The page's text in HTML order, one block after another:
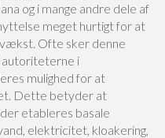
og i mange andre dele af
meget hurtigt for at
Ofte sker denne
autoriteterne i
mulighed for at
Dette betyder at
etableres basale
elektricitet, kloakering,